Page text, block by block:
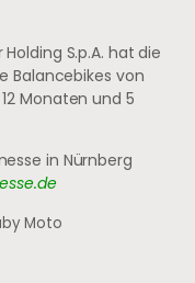
S.p.A. hat die
Balancebikes von
Monaten und 5
in Nürnberg
Moto